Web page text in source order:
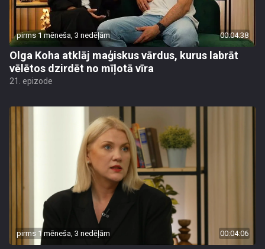
pirms 1 mēneša, 3 nedēļām 00:04:38
Olga Koha atklāj maģiskus vārdus, kurus labrāt
vēlētos dzirdēt no mīļotā vīra
21. epizode
pirms 1 mēneša, 3 nedēļām 00:04:06